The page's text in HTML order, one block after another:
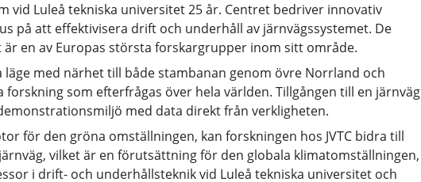
vid Luleå tekniska universitet 25 år. Centret bedriver innovativ
på att effektivisera drift och underhåll av järnvägssystemet. De
en av Europas största forskargrupper inom sitt område.
läge med närhet till både stambanan genom övre Norrland och
som efterfrågas över hela världen. Tillgången till en järnväg
med data direkt från verkligheten.
för den gröna omställningen, kan forskningen hos JVTC bidra till
vilket är en förutsättning för den globala klimatomställningen,
i drift- och underhållsteknik vid Luleå tekniska universitet och